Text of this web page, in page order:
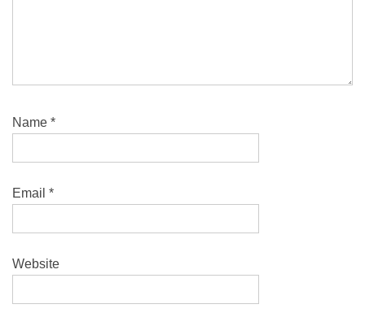
Name *
Email *
Website